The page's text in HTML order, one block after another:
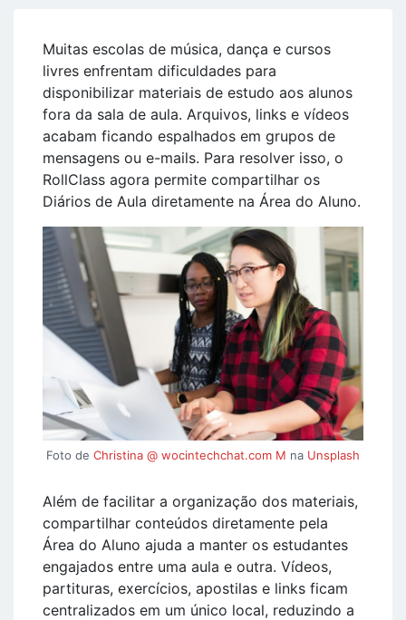
Muitas escolas de música, dança e cursos
livres enfrentam dificuldades para
disponibilizar materiais de estudo aos alunos
fora da sala de aula. Arquivos, links e vídeos
acabam ficando espalhados em grupos de
mensagens ou e-mails. Para resolver isso, o
RollClass agora permite compartilhar os
Diários de Aula diretamente na Área do Aluno.
Foto de Christina @ wocintechchat.com M na Unsplash
Além de facilitar a organização dos materiais,
compartilhar conteúdos diretamente pela
Área do Aluno ajuda a manter os estudantes
engajados entre uma aula e outra. Vídeos,
partituras, exercícios, apostilas e links ficam
centralizados em um único local, reduzindo a